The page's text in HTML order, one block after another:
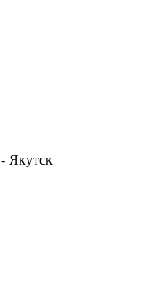
- Якутск